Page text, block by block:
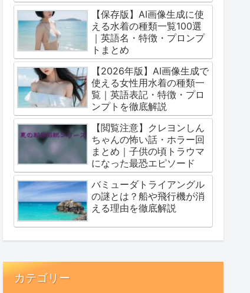
【保存版】AI画像生成に使
える水着の種類一覧100選
｜英語名・特徴・プロンプ
トまとめ
【2026年版】AI画像生成で
使える女性用水着の種類一
覧｜英語表記・特徴・プロ
ンプトを徹底解説
【閲覧注意】クレヨンしん
ちゃんの怖い話・ホラー回
まとめ｜子供の頃トラウマ
になった最恐エピソード
バミューダトライアングル
の謎とは？船や飛行機が消
える理由を徹底解説
カテゴリー